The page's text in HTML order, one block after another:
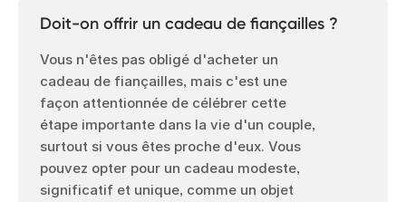
Doit-on offrir un cadeau de fiançailles ?
Vous n'êtes pas obligé d'acheter un
cadeau de fiançailles, mais c'est une
façon attentionnée de célébrer cette
étape importante dans la vie d'un couple,
surtout si vous êtes proche d'eux. Vous
pouvez opter pour un cadeau modeste,
significatif et unique, comme un objet